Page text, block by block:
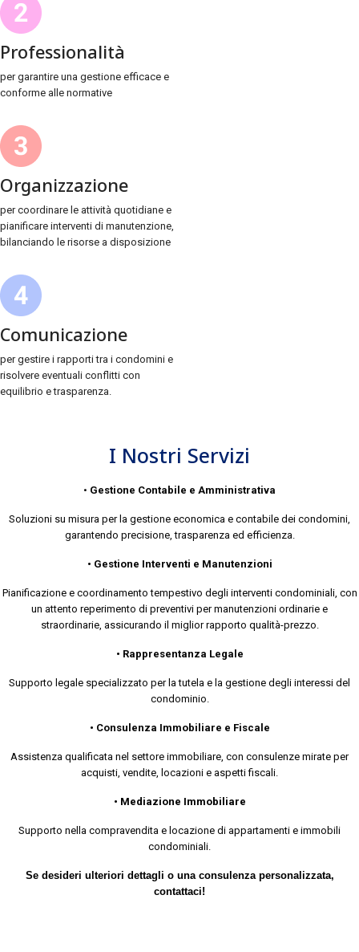
Professionalità
per garantire una gestione efficace e
conforme alle normative
Organizzazione
per coordinare le attività quotidiane e
pianificare interventi di manutenzione,
bilanciando le risorse a disposizione
Comunicazione
per gestire i rapporti tra i condomini e
risolvere eventuali conflitti con
equilibrio e trasparenza.
I Nostri Servizi
• Gestione Contabile e Amministrativa
Soluzioni su misura per la gestione economica e contabile dei condomini,
garantendo precisione, trasparenza ed efficienza.
• Gestione Interventi e Manutenzioni
Pianificazione e coordinamento tempestivo degli interventi condominiali, con
un attento reperimento di preventivi per manutenzioni ordinarie e
straordinarie, assicurando il miglior rapporto qualità-prezzo.
• Rappresentanza Legale
Supporto legale specializzato per la tutela e la gestione degli interessi del
condominio.
• Consulenza Immobiliare e Fiscale
Assistenza qualificata nel settore immobiliare, con consulenze mirate per
acquisti, vendite, locazioni e aspetti fiscali.
• Mediazione Immobiliare
Supporto nella compravendita e locazione di appartamenti e immobili
condominiali.
Se desideri ulteriori dettagli o una consulenza personalizzata,
contattaci!